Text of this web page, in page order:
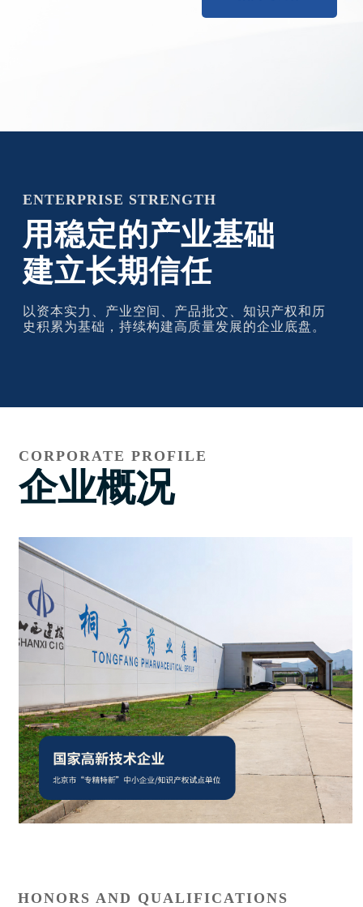
用稳定的产业基础
建立长期信任
以资本实力、产业空间、产品批文、知识产权和历
史积累为基础，持续构建高质量发展的企业底盘。
ENTERPRISE STRENGTH
企业概况
CORPORATE PROFILE
HONORS AND QUALIFICATIONS